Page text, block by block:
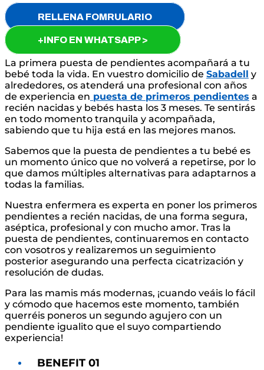
RELLENA FOMRULARIO
+INFO EN WHATSAPP >
La primera puesta de pendientes acompañará a tu
bebé toda la vida. En vuestro domicilio de Sabadell y
alrededores, os atenderá una profesional con años
de experiencia en puesta de primeros pendientes a
recién nacidas y bebés hasta los 3 meses. Te sentirás
en todo momento tranquila y acompañada,
sabiendo que tu hija está en las mejores manos.
Sabemos que la puesta de pendientes a tu bebé es
un momento único que no volverá a repetirse, por lo
que damos múltiples alternativas para adaptarnos a
todas la familias.
Nuestra enfermera es experta en poner los primeros
pendientes a recién nacidas, de una forma segura,
aséptica, profesional y con mucho amor. Tras la
puesta de pendientes, continuaremos en contacto
con vosotros y realizaremos un seguimiento
posterior asegurando una perfecta cicatrización y
resolución de dudas.
Para las mamis más modernas, ¡cuando veáis lo fácil
y cómodo que hacemos este momento, también
querréis poneros un segundo agujero con un
pendiente igualito que el suyo compartiendo
experiencia!
BENEFIT 01